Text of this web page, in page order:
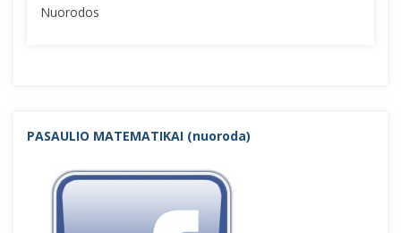
Nuorodos
PASAULIO MATEMATIKAI (nuoroda)